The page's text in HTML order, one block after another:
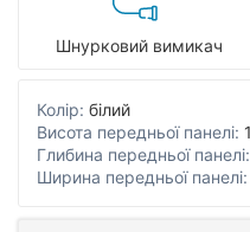
Шнурковий вимикач
Колір: білий
Висота передньої панелі:
Глибина передньої панелі:
Ширина передньої панелі: